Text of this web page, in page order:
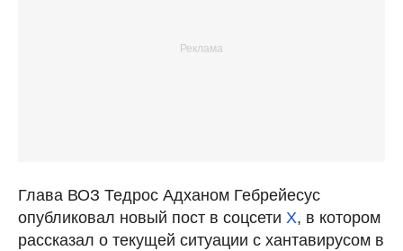
Глава ВОЗ Тедрос Адханом Гебрейесус
опубликовал новый пост в соцсети X, в котором
рассказал о текущей ситуации с хантавирусом в